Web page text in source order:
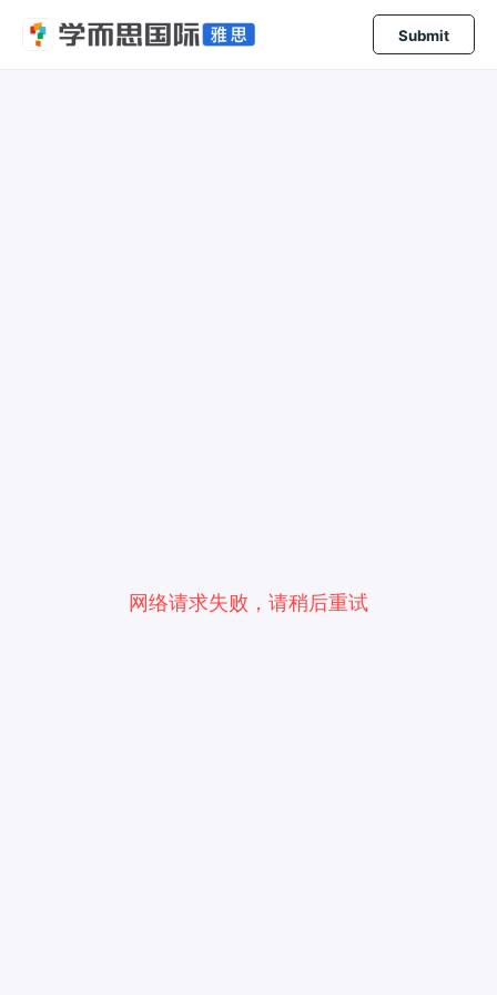
Submit
网络请求失败，请稍后重试